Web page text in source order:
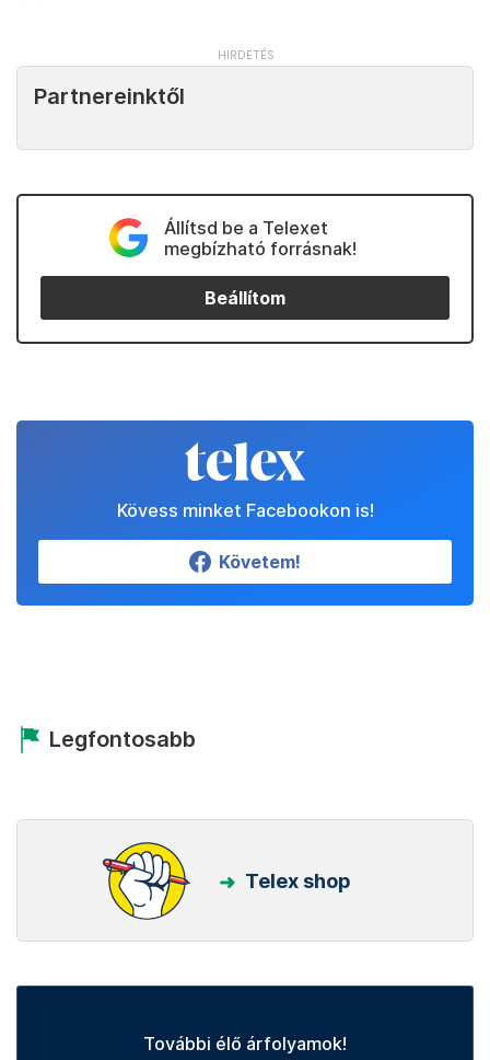
Partnereinktől
Állítsd be a Telexet
megbízható forrásnak!
Beállítom
Kövess minket Facebookon is!
Követem!
Legfontosabb
Telex shop
További élő árfolyamok!